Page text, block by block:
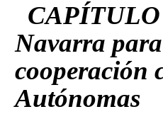
CAPÍTULO
Navarra
cooperación
Autónomas